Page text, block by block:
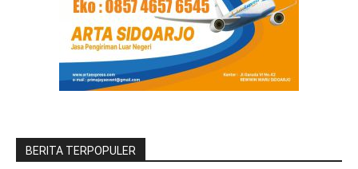
BERITA TERPOPULER